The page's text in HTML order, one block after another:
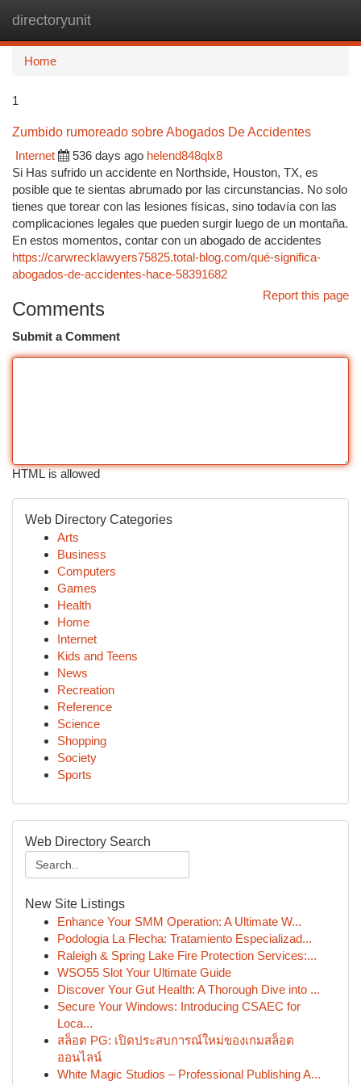
directoryunit
Home
1
Zumbido rumoreado sobre Abogados De Accidentes
Internet
536 days ago helend848qlx8
Si Has sufrido un accidente en Northside, Houston, TX, es
posible que te sientas abrumado por las circunstancias. No solo
tienes que torear con las lesiones físicas, sino todavía con las
complicaciones legales que pueden surgir luego de un montaña.
En estos momentos, contar con un abogado de accidentes
https://carwrecklawyers75825.total-blog.com/qué-significa-
abogados-de-accidentes-hace-58391682
Report this page
Comments
Submit a Comment
HTML is allowed
Web Directory Categories
Arts
Business
Computers
Games
Health
Home
Internet
Kids and Teens
News
Recreation
Reference
Science
Shopping
Society
Sports
Web Directory Search
New Site Listings
Enhance Your SMM Operation: A Ultimate W...
Podologia La Flecha: Tratamiento Especializad...
Raleigh & Spring Lake Fire Protection Services:...
WSO55 Slot Your Ultimate Guide
Discover Your Gut Health: A Thorough Dive into ...
Secure Your Windows: Introducing CSAEC for
Loca...
สล็อต PG: เปิดประสบการณ์ใหม่ของเกมสล็อต
ออนไลน์
White Magic Studios – Professional Publishing A...